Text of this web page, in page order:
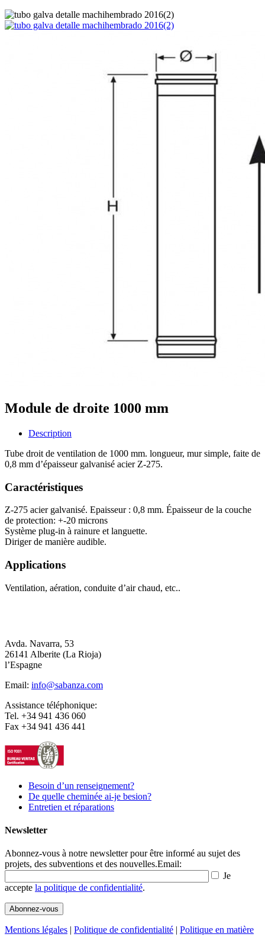
Module de droite 1000 mm
Description
Tube droit de ventilation de 1000 mm. longueur, mur simple, faite de
0,8 mm d’épaisseur galvanisé acier Z-275.
Caractéristiques
Z-275 acier galvanisé. Epaisseur : 0,8 mm. Épaisseur de la couche
de protection: +-20 microns
Système plug-in à rainure et languette.
Diriger de manière audible.
Applications
Ventilation, aération, conduite d’air chaud, etc..
Avda. Navarra, 53
26141 Alberite (La Rioja)
l’Espagne
Email: info@sabanza.com
Assistance téléphonique:
Tel. +34 941 436 060
Fax +34 941 436 441
Besoin d’un renseignement?
De quelle cheminée ai-je besion?
Entretien et réparations
Newsletter
Abonnez-vous à notre newsletter pour être informé au sujet des
projets, des subventions et des nouvelles.Email:
Je
accepte la politique de confidentialité.
Mentions légales | Politique de confidentialité | Politique en matière